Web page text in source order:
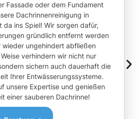
Fassade oder dem Fundament
Dachrinnenreinigung in
da ins Spiel! Wir sorgen dafür,
gründlich entfernt werden
wieder ungehindert abfließen
verhindern wir nicht nur
sichern auch dauerhaft die
Ihrer Entwässerungssysteme.
unsere Expertise und genießen
einer sauberen Dachrinne!